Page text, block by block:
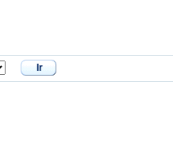
Ir